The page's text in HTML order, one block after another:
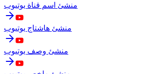
منشئ اسم قناة يوتيوب
منشئ هاشتاج يوتيوب
منشئ وصف يوتيوب